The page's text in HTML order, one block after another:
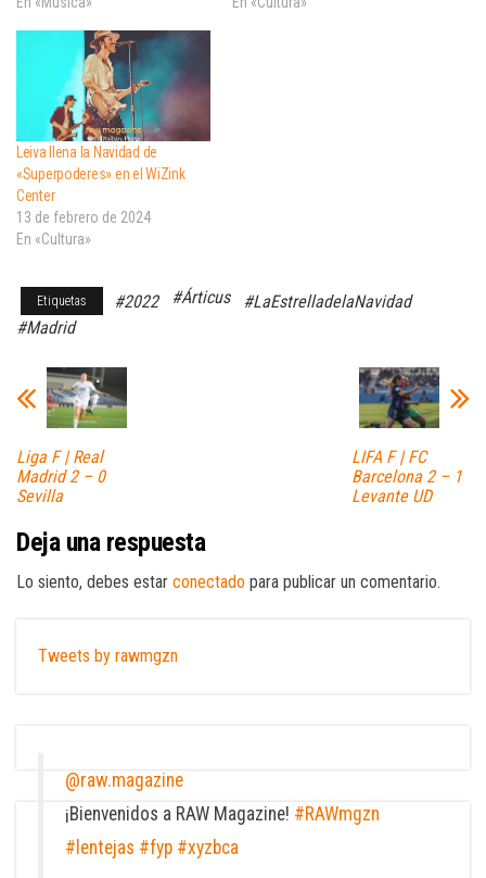
Leiva llena la Navidad de
«Superpoderes» en el WiZink
Center
13 de febrero de 2024
En «Cultura»
Etiquetas #2022 #Árticus
#LaEstrelladelaNavidad
#Madrid
Liga F | Real
Madrid 2 – 0
Sevilla
LIFA F | FC
Barcelona 2 – 1
Levante UD
Deja una respuesta
Lo siento, debes estar conectado para publicar un comentario.
Tweets by rawmgzn
@raw.magazine
¡Bienvenidos a RAW Magazine! #RAWmgzn
#lentejas #fyp #xyzbca